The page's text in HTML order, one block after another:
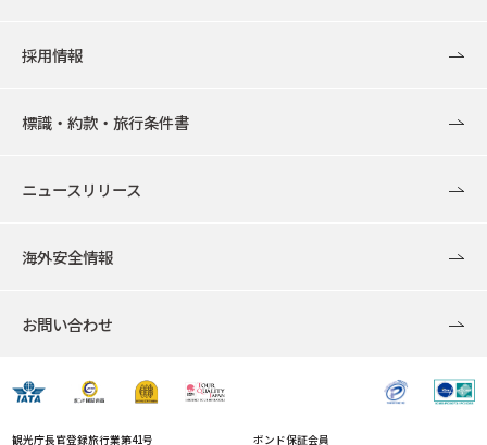
採用情報
標識・約款・旅行条件書
ニュースリリース
海外安全情報
お問い合わせ
観光庁長官登録旅行業第41号 ボンド保証会員